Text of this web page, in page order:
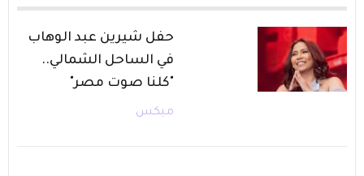
حفل شيرين عبد الوهاب
في الساحل الشمالي..
"كلنا صوت مصر"
ميكس